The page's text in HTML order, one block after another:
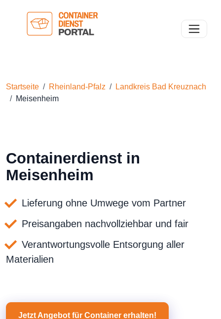
Toggle
Startseite Rheinland-Pfalz
Landkreis Bad Kreuznach
Meisenheim
Containerdienst in
Meisenheim
Lieferung ohne Umwege vom Partner
Preisangaben nachvollziehbar und fair
Verantwortungsvolle Entsorgung aller
Materialien
Jetzt Angebot für Container erhalten!